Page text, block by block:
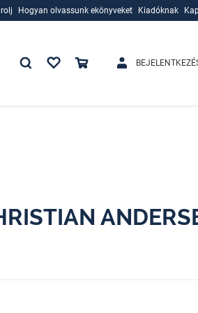
Hogyan olvassunk ekönyveket
Kiadóknak